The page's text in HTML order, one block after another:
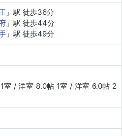
」駅 徒歩36分
」駅 徒歩44分
」駅 徒歩49分
室 / 洋室 8.0帖 1室 / 洋室 6.0帖 2